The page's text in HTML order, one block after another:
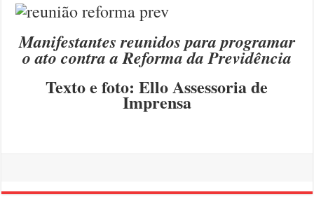
Manifestantes reunidos para programar
o ato contra a Reforma da Previdência
Texto e foto: Ello Assessoria de
Imprensa